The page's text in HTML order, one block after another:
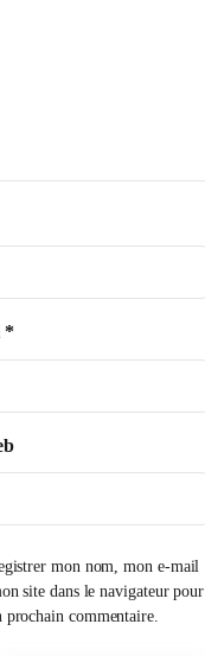
*
mon nom, mon e-mail
site dans le navigateur pour
prochain commentaire.